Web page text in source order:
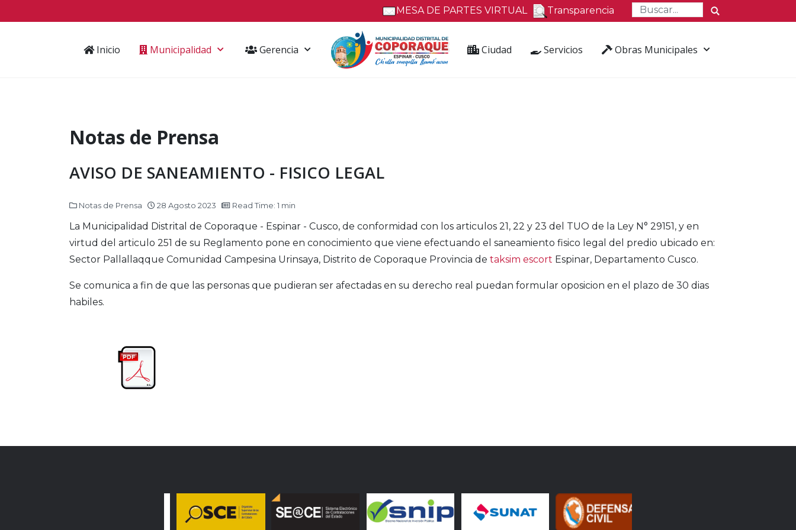
MESA DE PARTES VIRTUAL Transparencia
Inicio Municipalidad Gerencia Ciudad Servicios Obras Municipales
Notas de Prensa
AVISO DE SANEAMIENTO - FISICO LEGAL
Notas de Prensa 28 Agosto 2023 Read Time: 1 min
La Municipalidad Distrital de Coporaque - Espinar - Cusco, de conformidad con los articulos 21, 22 y 23 del TUO de la Ley N° 29151, y en
virtud del articulo 251 de su Reglamento pone en conocimiento que viene efectuando el saneamiento fisico legal del predio ubicado en:
Sector Pallallaqque Comunidad Campesina Urinsaya, Distrito de Coporaque Provincia de taksim escort Espinar, Departamento Cusco.
Se comunica a fin de que las personas que pudieran ser afectadas en su derecho real puedan formular oposicion en el plazo de 30 dias
habiles.